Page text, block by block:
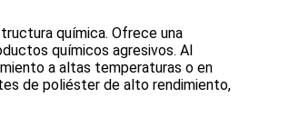
química. Ofrece una
químicos agresivos. Al
a altas temperaturas o en
de poliéster de alto rendimiento,